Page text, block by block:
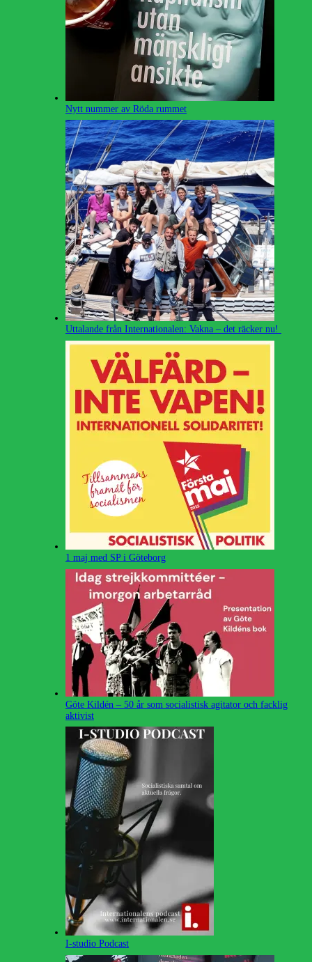
Nytt nummer av Röda rummet
Uttalande från Internationalen: Vakna – det räcker nu!
1 maj med SP i Göteborg
Göte Kildén – 50 år som socialistisk agitator och facklig
aktivist
I-studio Podcast